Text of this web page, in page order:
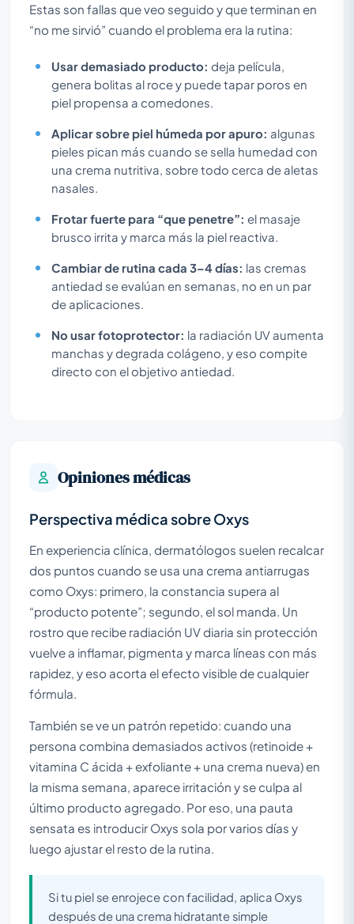
Estas son fallas que veo seguido y que terminan en
“no me sirvió” cuando el problema era la rutina:
Usar demasiado producto: deja película,
genera bolitas al roce y puede tapar poros en
piel propensa a comedones.
Aplicar sobre piel húmeda por apuro: algunas
pieles pican más cuando se sella humedad con
una crema nutritiva, sobre todo cerca de aletas
nasales.
Frotar fuerte para “que penetre”: el masaje
brusco irrita y marca más la piel reactiva.
Cambiar de rutina cada 3–4 días: las cremas
antiedad se evalúan en semanas, no en un par
de aplicaciones.
No usar fotoprotector: la radiación UV aumenta
manchas y degrada colágeno, y eso compite
directo con el objetivo antiedad.
Opiniones médicas
Perspectiva médica sobre Oxys
En experiencia clínica, dermatólogos suelen recalcar
dos puntos cuando se usa una crema antiarrugas
como Oxys: primero, la constancia supera al
“producto potente”; segundo, el sol manda. Un
rostro que recibe radiación UV diaria sin protección
vuelve a inflamar, pigmenta y marca líneas con más
rapidez, y eso acorta el efecto visible de cualquier
fórmula.
También se ve un patrón repetido: cuando una
persona combina demasiados activos (retinoide +
vitamina C ácida + exfoliante + una crema nueva) en
la misma semana, aparece irritación y se culpa al
último producto agregado. Por eso, una pauta
sensata es introducir Oxys sola por varios días y
luego ajustar el resto de la rutina.
Si tu piel se enrojece con facilidad, aplica Oxys
después de una crema hidratante simple